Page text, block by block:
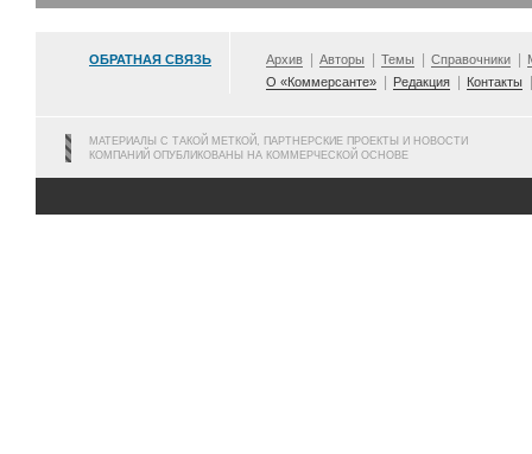
ОБРАТНАЯ СВЯЗЬ Архив Авторы Темы Справочники
О «Коммерсанте»
Редакция Контакты
МАТЕРИАЛЫ С ТАКОЙ МЕТКОЙ, ПАРТНЕРСКИЕ ПРОЕКТЫ И НОВОСТИ
КОМПАНИЙ ОПУБЛИКОВАНЫ НА КОММЕРЧЕСКОЙ ОСНОВЕ